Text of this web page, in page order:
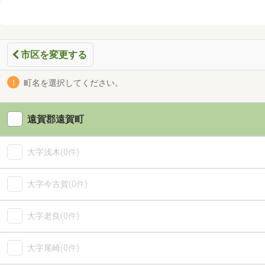
市区を変更する
町名を選択してください。
遠賀郡遠賀町
大字浅木(0件)
大字今古賀(0件)
大字老良(0件)
大字尾崎(0件)